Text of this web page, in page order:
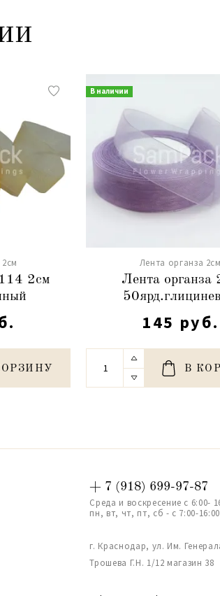
2см
В наличии
Лента органза 2см
Лента органза
145 руб.
В
+ 7 (918) 699-97-87
Среда и воскресение с 6:00-
пн, вт, чт, пт, сб - с 7:00-16:00
г. Краснодар, ул. Им.
Трошева Г.Н. 1/12 магазин 38